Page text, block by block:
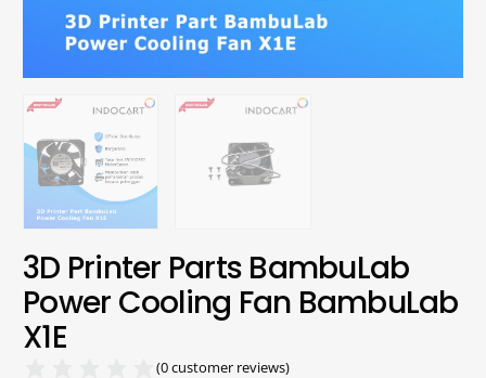
3D Printer Parts BambuLab
Power Cooling Fan BambuLab
X1E
(0customer reviews)